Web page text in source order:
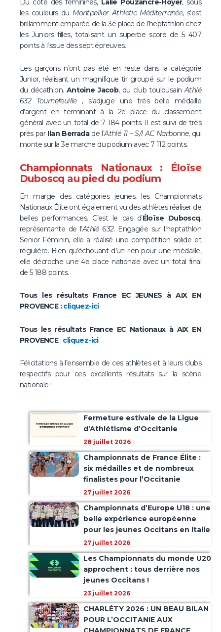
Du côté des féminines, Lalie Pouzancre-Hoyer, sous
les couleurs du Montpellier Athletic Méditerranée, s’est
brillamment emparée de la 3e place de l’heptathlon chez
les Juniors filles, totalisant un superbe score de 5 407
points à l’issue des sept épreuves.
Les garçons n’ont pas été en reste dans la catégorie
Junior, réalisant un magnifique tir groupé sur le podium
du décathlon. Antoine Jacob, du club toulousain Athlé
632 Tournefeuille, s’adjuge une très belle médaille
d’argent en terminant à la 2e place du classement
général avec un total de 7 184 points. Il est suivi de très
près par Ilan Berradade l’Athlé 11 – S/l AC Narbonne, qui
monte sur la 3e marche du podium avec 7 112 points.
Championnats Nationaux : Éloïse
Duboscq au pied du podium
En marge des catégories jeunes, les Championnats
Nationaux Élite ont également vu des athlètes réaliser de
belles performances. C’est le cas d’Éloïse Duboscq,
représentante de l’Athlé 632. Engagée sur l’heptathlon
Senior Féminin, elle a réalisé une compétition solide et
régulière. Bien qu’échouant d’un rien pour une médaille,
elle décroche une 4e place nationale avec un total final
de 5 188 points.
Tous les résultats France EC JEUNES à AIX EN
PROVENCE :cliquez-ici
Tous les résultats France EC Nationaux à AIX EN
PROVENCE: cliquez-ici
Félicitations à l’ensemble de ces athlètes et à leurs clubs
respectifs pour ces excellents résultats sur la scène
nationale !
Fermeture estivale de la Ligue
d’Athlétisme d’Occitanie
28 juillet 2026
Championnats de France Élite :
six médailles et de nombreux
finalistes pour l’Occitanie
27 juillet 2026
Championnats d’Europe U18 : une
belle expérience européenne
pour les jeunes Occitans en Italie
27 juillet 2026
Les Championnats du monde U20
approchent : tous derrière nos
jeunes Occitans !
23 juillet 2026
CHARLÉTY 2026 : UN BEAU BILAN
POUR L’OCCITANIE AUX